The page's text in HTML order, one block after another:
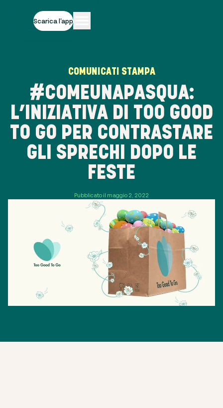
Scarica l'app
COMUNICATI STAMPA
#COMEUNAPASQUA:
L’INIZIATIVA DI TOO GOOD
TO GO PER CONTRASTARE
GLI SPRECHI DOPO LE
FESTE
Pubblicato il maggio 2, 2022